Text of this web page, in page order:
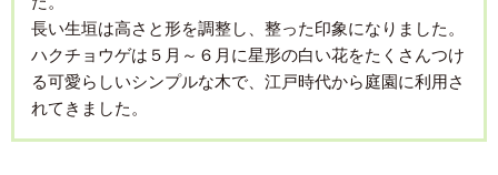
長い生垣は高さと形を調整し、整った印象になりました。
ハクチョウゲは５月～６月に星形の白い花をたくさんつけ
る可愛らしいシンプルな木で、江戸時代から庭園に利用さ
れてきました。